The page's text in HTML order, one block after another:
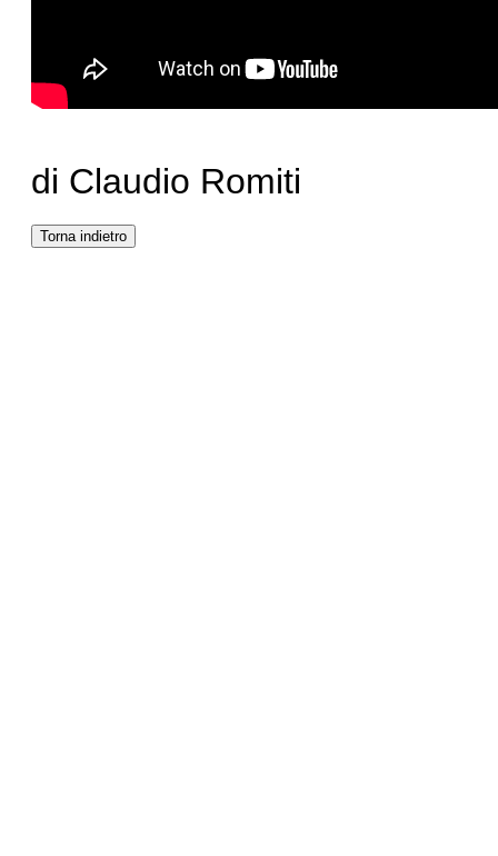
di Claudio Romiti